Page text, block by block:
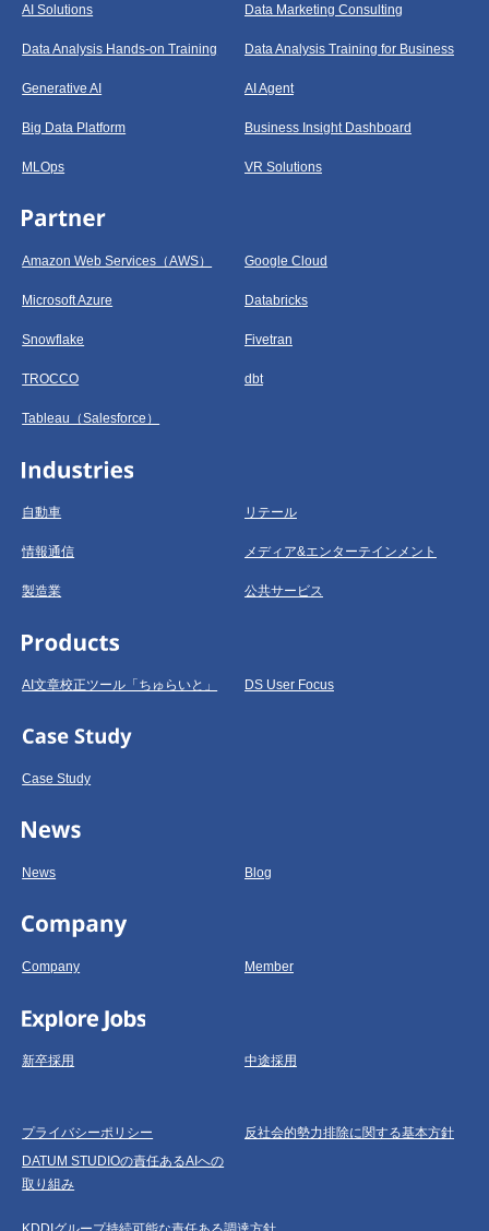
AI Solutions Data Marketing Consulting
Data Analysis Hands-on Training Data Analysis Training for Business
Generative AI AI Agent
Big Data Platform Business Insight Dashboard
MLOps VR Solutions
Amazon Web Services（AWS） Google Cloud
Microsoft Azure Databricks
Snowflake Fivetran
TROCCO dbt
Tableau（Salesforce）
自動車 リテール
情報通信 メディア&エンターテインメント
製造業 公共サービス
AI文章校正ツール「ちゅらいと」 DS User Focus
Case Study
News Blog
Company Member
新卒採用 中途採用
プライバシーポリシー
反社会的勢力排除に関する基本方針
DATUM STUDIOの責任あるAIへの
取り組み